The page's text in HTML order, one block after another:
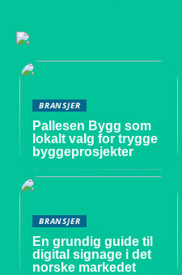
BRANSJER
Pallesen Bygg som
lokalt valg for trygge
byggeprosjekter
BRANSJER
En grundig guide til
digital signage i det
norske markedet